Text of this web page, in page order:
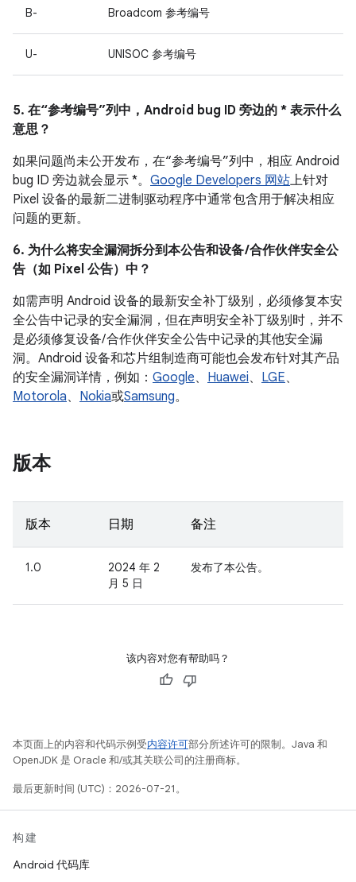
B- Broadcom 参考编号
U- UNISOC 参考编号
5. 在“参考编号”列中，Android bug ID 旁边的 * 表示什么
意思？
如果问题尚未公开发布，在“参考编号”列中，相应 Android
bug ID 旁边就会显示 *。 Google Developers 网站上针对
Pixel 设备的最新二进制驱动程序中通常包含用于解决相应
问题的更新。
6. 为什么将安全漏洞拆分到本公告和设备 /合作伙伴安全公
告（如 Pixel 公告）中？
如需声明 Android 设备的最新安全补丁级别，必须修复本安
全公告中记录的安全漏洞，但在声明安全补丁级别时，并不
是必须修复设备/ 合作伙伴安全公告中记录的其他安全漏
洞。Android 设备和芯片组制造商可能也会发布针对其产品
的安全漏洞详情，例如： Google、 Huawei、 LGE、
Motorola、 Nokia或Samsung。
版本
版本 日期 备注
1.0
2024 年 2
月 5 日
发布了本公告。
该内容对您有帮助吗？
本页面上的内容和代码示例受内容许可部分所述许可的限制。Java 和
OpenJDK 是 Oracle 和/或其关联公司的注册商标。
最后更新时间 (UTC)：2026-07-21。
构建
Android 代码库